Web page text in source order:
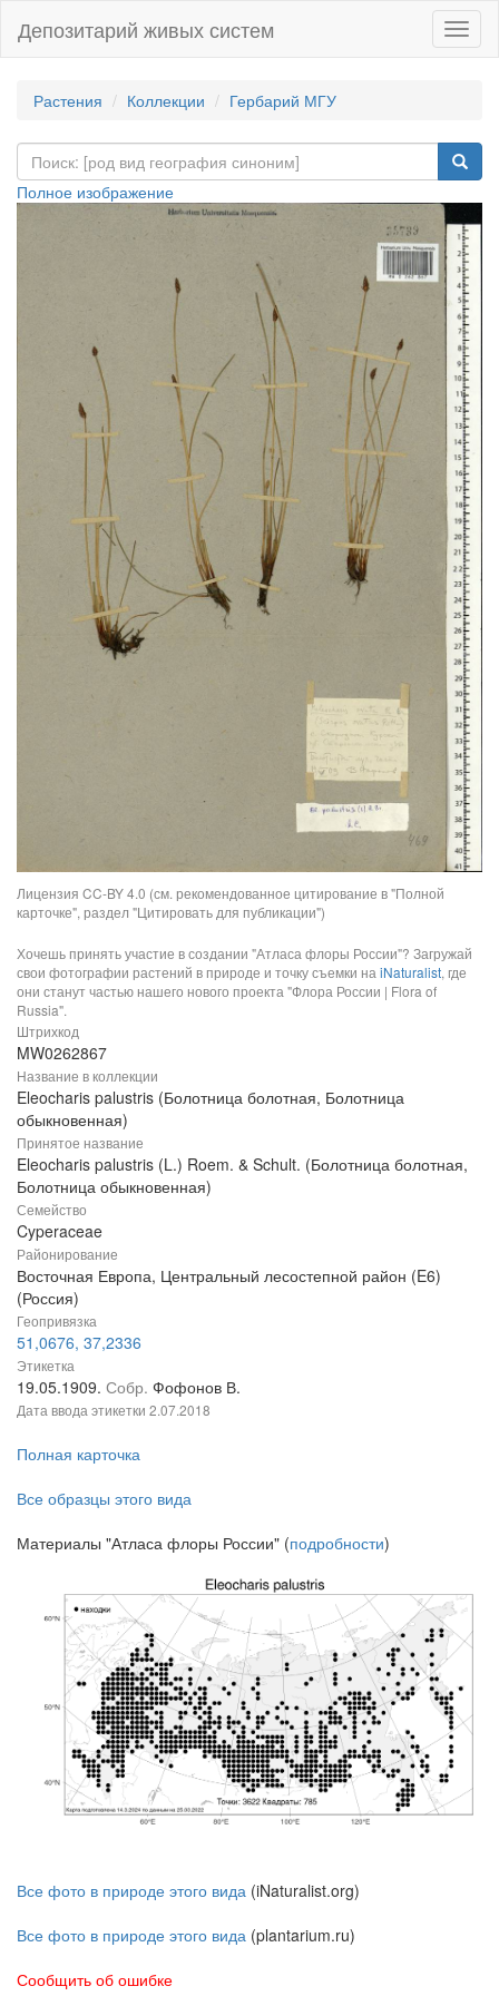
Депозитарий живых систем
Растения Коллекции Гербарий МГУ
Полное изображение
Лицензия CC-BY 4.0 (см. рекомендованное цитирование в "Полной
карточке", раздел "Цитировать для публикации")
Хочешь принять участие в создании "Атласа флоры России"? Загружай
свои фотографии растений в природе и точку съемки на iNaturalist, где
они станут частью нашего нового проекта "Флора России | Flora of
Russia".
Штрихкод
MW0262867
Название в коллекции
Eleocharis palustris (Болотница болотная, Болотница
обыкновенная)
Принятое название
Eleocharis palustris (L.) Roem. & Schult. (Болотница болотная,
Болотница обыкновенная)
Семейство
Cyperaceae
Районирование
Восточная Европа, Центральный лесостепной район (E6)
(Россия)
Геопривязка
51,0676, 37,2336
Этикетка
19.05.1909. Собр. Фофонов В.
Дата ввода этикетки 2.07.2018
Полная карточка
Все образцы этого вида
Материалы "Атласа флоры России" (подробности)
Все фото в природе этого вида (iNaturalist.org)
Все фото в природе этого вида (plantarium.ru)
Сообщить об ошибке